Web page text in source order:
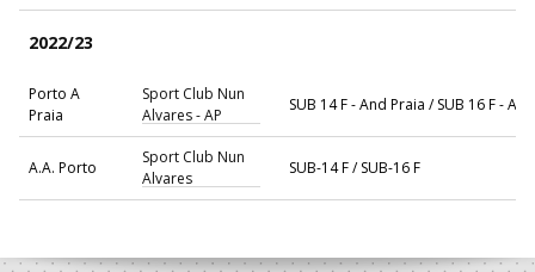
2022/23
Porto A
Praia
Sport Club Nun
Alvares - AP
SUB 14 F - And Praia / SUB 16 F -
A.A. Porto
Sport Club Nun
Alvares
SUB-14 F / SUB-16 F